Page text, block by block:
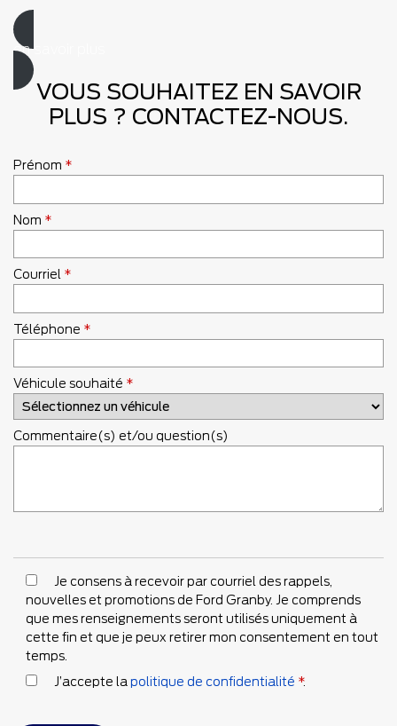
en savoir plus
VOUS SOUHAITEZ EN SAVOIR
PLUS ? CONTACTEZ-NOUS.
Prénom *
Nom *
Courriel *
Téléphone *
Véhicule souhaité *
Commentaire(s) et/ou question(s)
Je consens à recevoir par courriel des rappels,
nouvelles et promotions de Ford Granby. Je comprends
que mes renseignements seront utilisés uniquement à
cette fin et que je peux retirer mon consentement en tout
temps.
J’accepte la politique de confidentialité *.